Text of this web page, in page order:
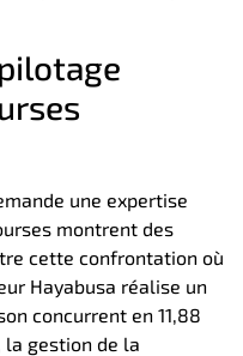
une expertise
montrent des
cette confrontation où
Hayabusa réalise un
concurrent en 11,88
la gestion de la